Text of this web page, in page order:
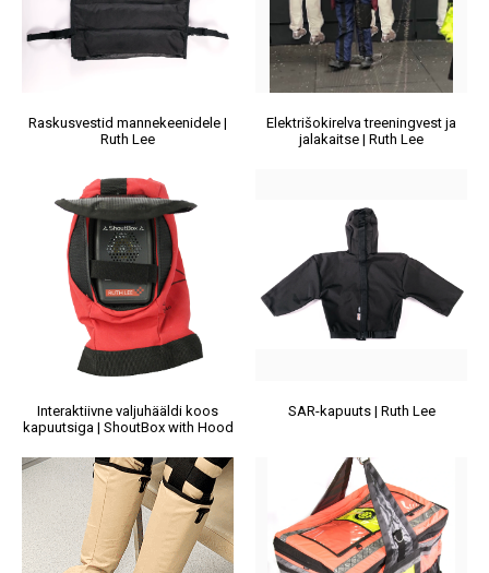
Raskusvestid mannekeenidele |
Ruth Lee
Elektrišokirelva treeningvest ja
jalakaitse | Ruth Lee
Interaktiivne valjuhääldi koos
kapuutsiga | ShoutBox with Hood
SAR-kapuuts | Ruth Lee